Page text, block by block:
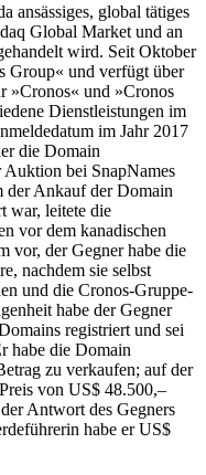
ansässiges, global tätiges
Global Market und an
wird. Seit Oktober
Group« und verfügt über
»Cronos« und »Cronos
Dienstleistungen im
im Jahr 2017
die Domain
bei SnapNames
der Ankauf der Domain
war, leitete die
vor dem kanadischen
vor, der Gegner habe die
nachdem sie selbst
und die Cronos-Gruppe-
habe der Gegner
registriert und sei
habe die Domain
zu verkaufen; auf der
von US$ 48.500,–
Antwort des Gegners
habe er US$